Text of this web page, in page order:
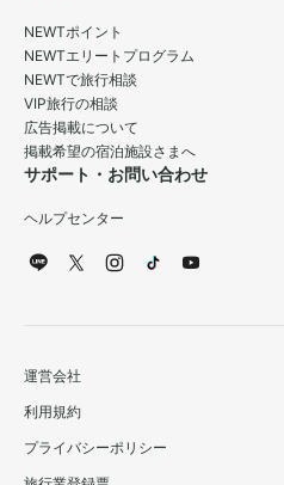
NEWTポイント
NEWTエリートプログラム
NEWTで旅行相談
VIP旅行の相談
広告掲載について
掲載希望の宿泊施設さまへ
サポート・お問い合わせ
ヘルプセンター
運営会社
利用規約
プライバシーポリシー